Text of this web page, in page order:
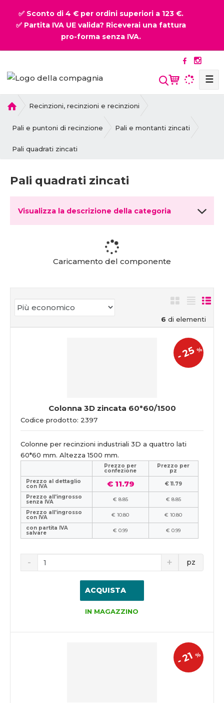
✅ Sconto di 4 € per ordini superiori a 123 €.
✅ Partita IVA UE valida? Riceverai una fattura
pro-forma senza IVA.
☰
i
a
g
a
Recinzioni, recinzioni e recinzioni
Pali e puntoni di recinzione Pali e montanti zincati
Pali quadrati zincati
Pali quadrati zincati
Visualizza la descrizione della categoria
Caricamento del componente
6 di elementi
Colonna 3D zincata 60*60/1500
Codice prodotto: 2397
-
25%
Colonne per recinzioni industriali 3D a quattro lati
60*60 mm. Altezza 1500 mm.
Prezzo per
confezione
Prezzo per
pz
Prezzo al dettaglio
con IVA € 11.79
€ 11.79
Prezzo all'ingrosso
senza IVA € 8.85
€ 8.85
Prezzo all'ingrosso
con IVA € 10.80
€ 10.80
con partita IVA
salvare € 0.99 € 0.99
pz
ACQUISTA
IN MAGAZZINO
-
21%